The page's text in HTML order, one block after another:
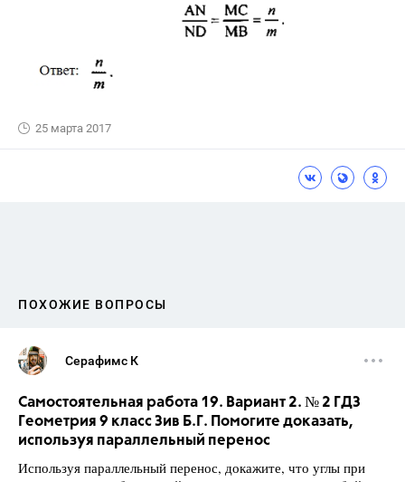
25 марта 2017
ПОХОЖИЕ ВОПРОСЫ
Серафимс К
Самостоятельная работа 19. Вариант 2. № 2 ГДЗ
Геометрия 9 класс Зив Б.Г. Помогите доказать,
используя параллельный перенос
Используя параллельный перенос, докажите, что углы при